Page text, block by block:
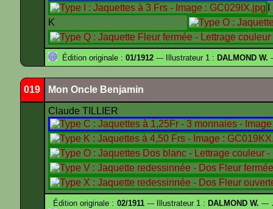
K
Édition originale : 01/1912 --- Illustrateur 1 : DALMOND W.
019 Mon Oncle Benjamin
Claude TILLIER
Édition originale : 02/1911--- Illustrateur 1 : DALMOND W. ---